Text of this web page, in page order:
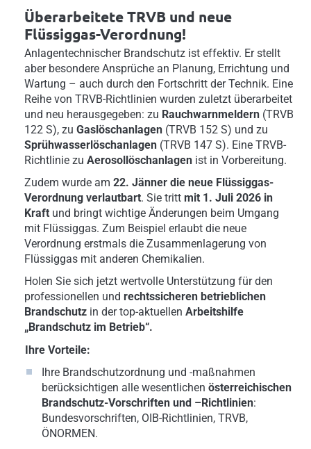
Überarbeitete TRVB und neue
Flüssiggas-Verordnung!
Anlagentechnischer Brandschutz ist effektiv. Er stellt
aber besondere Ansprüche an Planung, Errichtung und
Wartung – auch durch den Fortschritt der Technik. Eine
Reihe von TRVB-Richtlinien wurden zuletzt überarbeitet
und neu herausgegeben: zu Rauchwarnmeldern (TRVB
122 S), zu Gaslöschanlagen (TRVB 152 S) und zu
Sprühwasserlöschanlagen (TRVB 147 S). Eine TRVB-
Richtlinie zu Aerosollöschanlagen ist in Vorbereitung.
Zudem wurde am 22. Jänner die neue Flüssiggas-
Verordnung verlautbart. Sie tritt mit 1. Juli 2026 in
Kraft und bringt wichtige Änderungen beim Umgang
mit Flüssiggas. Zum Beispiel erlaubt die neue
Verordnung erstmals die Zusammenlagerung von
Flüssiggas mit anderen Chemikalien.
Holen Sie sich jetzt wertvolle Unterstützung für den
professionellen und rechtssicheren betrieblichen
Brandschutz in der top-aktuellen Arbeitshilfe
„Brandschutz im Betrieb“.
Ihre Vorteile:
Ihre Brandschutzordnung und -maßnahmen
berücksichtigen alle wesentlichen österreichischen
Brandschutz-Vorschriften und –Richtlinien:
Bundesvorschriften, OIB-Richtlinien, TRVB,
ÖNORMEN.